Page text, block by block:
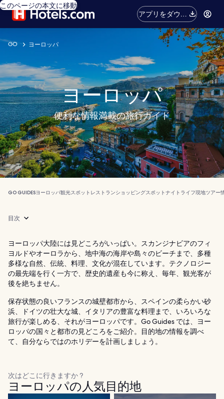
このページの本文に移動
アプリをダウン
ロード
GO ヨーロッパ
ヨーロッパ
便利な情報満載の旅行ガイド
GO GUIDESヨーロッパ観光スポット レストランショッピングスポットナイトライフ現地ツアー
目次
ヨーロッパ大陸には見どころがいっぱい。スカンジナビアのフィ
ヨルドやオーロラから、地中海の海岸や島々のビーチまで、多種
多様な自然、伝統、料理、文化が混在しています。テクノロジー
の最先端を行く一方で、歴史的遺産も今に称え、毎年、観光客が
後を絶ちません。
保存状態の良いフランスの城壁都市から、スペインの柔らかい砂
浜、ドイツの壮大な城、イタリアの豊富な料理まで、いろいろな
旅行が楽しめる、それがヨーロッパです。Go Guides では、ヨー
ロッパの国々と都市の見どころをご紹介。目的地の情報を調べ
て、自分ならではのホリデーを計画しましょう。
次はどこに行きますか ?
ヨーロッパの人気目的地